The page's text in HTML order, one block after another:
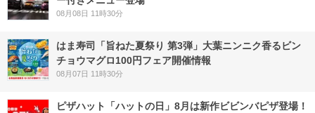
08月08日 11時30分
はま寿司「旨ねた夏祭り 第3弾」大葉ニンニク香るビン
チョウマグロ100円フェア開催情報
08月07日 11時30分
ピザハット「ハットの日」8月は新作ビビンバピザ登場！